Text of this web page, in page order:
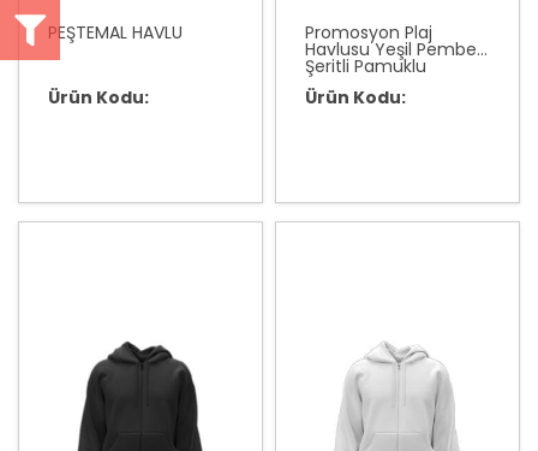
PEŞTEMAL HAVLU
Ürün Kodu:
Promosyon Plaj
Havlusu Yeşil Pembe
Şeritli Pamuklu
Ürün Kodu: